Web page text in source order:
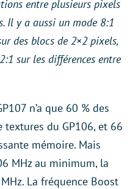
entre plusieurs pixels
Il y a aussi un mode 8:1
des blocs de 2×2 pixels,
sur les différences entre
n’a que 60 % des
textures du GP106, et 66
mémoire. Mais
MHz au minimum, la
La fréquence Boost